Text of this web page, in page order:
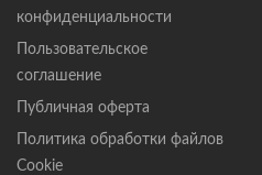
конфиденциальности
Пользовательское
соглашение
Публичная оферта
Политика обработки файлов
Cookie